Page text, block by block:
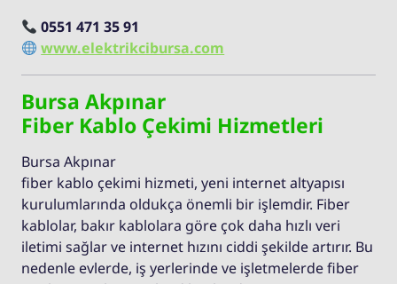
0551 471 35 91
www.elektrikcibursa.com
Bursa Akpınar
Fiber Kablo Çekimi Hizmetleri
Bursa Akpınar
fiber kablo çekimi hizmeti, yeni internet altyapısı
kurulumlarında oldukça önemli bir işlemdir. Fiber
kablolar, bakır kablolara göre çok daha hızlı veri
iletimi sağlar ve internet hızını ciddi şekilde artırır. Bu
nedenle evlerde, iş yerlerinde ve işletmelerde fiber